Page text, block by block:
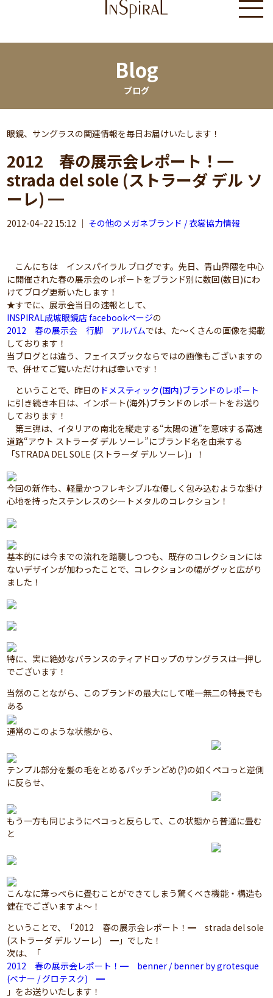
Blog
ブログ
眼鏡、サングラスの関連情報を毎日お届けいたします！
2012 春の展示会レポート！━
strada del sole (ストラーダ デル ソ
ーレ) ━
2012-04-22 15:12 ｜ その他のメガネブランド / 衣裳協力情報
こんにちは インスパイラル ブログです。先日、青山界隈を中心
に開催された春の展示会のレポートをブランド別に数回(数日)にわ
けてブログ更新いたします！
★すでに、展示会当日の速報として、
INSPIRAL成城眼鏡店 facebookページの
2012 春の展示会 行脚 アルバムでは、た～くさんの画像を掲載
しております！
当ブログとは違う、フェイスブックならではの画像もございますの
で、併せてご覧いただければ幸いです！
ということで、昨日の ドメスティック(国内)ブランドのレポート
に引き続き本日は、インポート(海外)ブランドのレポートをお送り
しております！
第三弾は、イタリアの南北を縦走する“太陽の道”を意味する高速
道路“アウト ストラーダ デル ソーレ”にブランド名を由来する
「STRADA DEL SOLE (ストラーダ デル ソーレ)」！
今回の新作も、軽量かつフレキシブルな優しく包み込むような掛け
心地を持ったステンレスのシートメタルのコレクション！
基本的には今までの流れを踏襲しつつも、既存のコレクションには
ないデザインが加わったことで、コレクションの幅がグッと広がり
ました！
特に、実に絶妙なバランスのティアドロップのサングラスは一押し
でございます！
当然のことながら、このブランドの最大にして唯一無二の特長でも
ある
通常のこのような状態から、
テンプル部分を髪の毛をとめるパッチンどめ(?)の如くペコっと逆側
に反らせ、
もう一方も同じようにペコっと反らして、この状態から普通に畳む
と
こんなに薄っぺらに畳むことができてしまう驚くべき機能・構造も
健在でございますよ～！
ということで、「2012 春の展示会レポート！━ strada del sole
(ストラーダ デル ソーレ) ━」でした！
次は、「
2012 春の展示会レポート！━ benner / benner by grotesque
(ベナー / グロテスク) ━
」をお送りいたします！